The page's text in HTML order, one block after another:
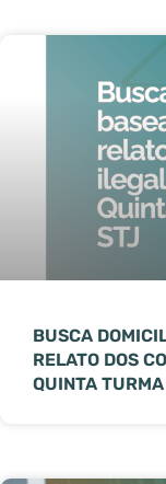
BUSCA
RELATO DOS
QUINTA